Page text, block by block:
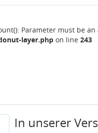
Parameter must be
layer.php on line 243
In unserer